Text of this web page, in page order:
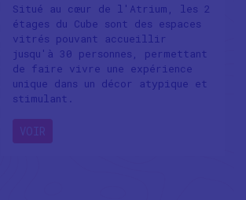
Situé au cœur de l'Atrium, les 2
étages du Cube sont des espaces
vitrés pouvant accueillir
jusqu'à 30 personnes, permettant
de faire vivre une expérience
unique dans un décor atypique et
stimulant.
VOIR